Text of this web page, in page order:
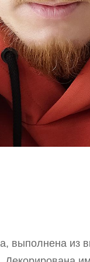
выполнена из